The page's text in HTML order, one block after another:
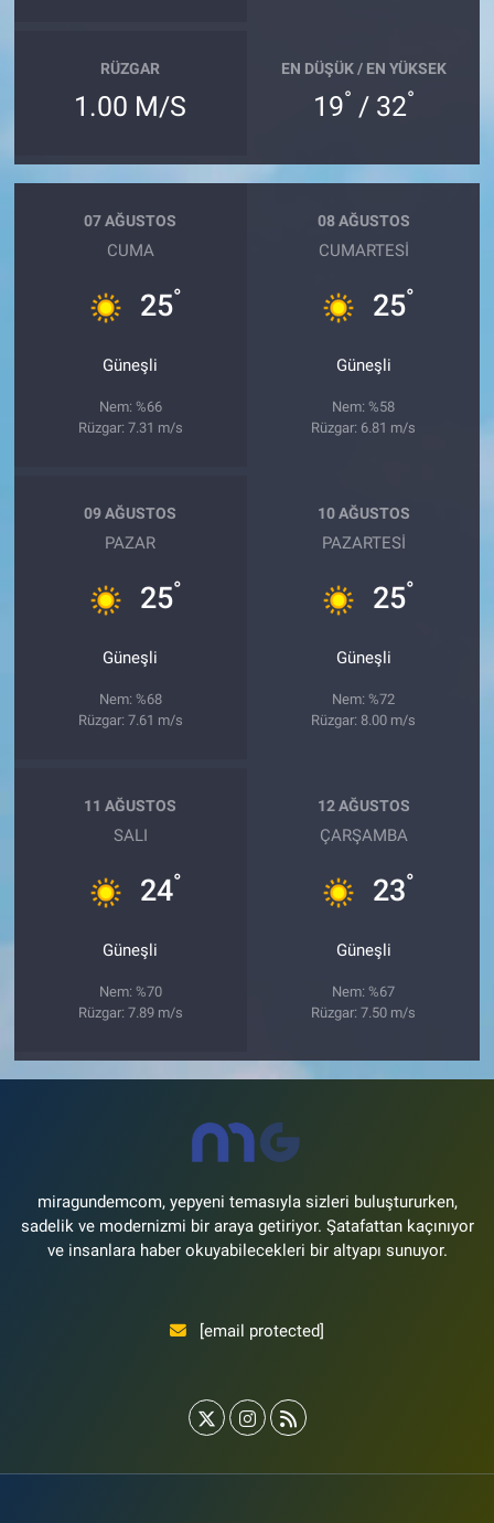
RÜZGAR
1.00 M/S
EN DÜŞÜK / EN YÜKSEK
19° / 32°
07 AĞUSTOS
CUMA
25°
Güneşli
Nem: %66
Rüzgar: 7.31 m/s
08 AĞUSTOS
CUMARTESI
25°
Güneşli
Nem: %58
Rüzgar: 6.81 m/s
09 AĞUSTOS
PAZAR
25°
Güneşli
Nem: %68
Rüzgar: 7.61 m/s
10 AĞUSTOS
PAZARTESI
25°
Güneşli
Nem: %72
Rüzgar: 8.00 m/s
11 AĞUSTOS
SALI
24°
Güneşli
Nem: %70
Rüzgar: 7.89 m/s
12 AĞUSTOS
ÇARŞAMBA
23°
Güneşli
Nem: %67
Rüzgar: 7.50 m/s
miragundemcom, yepyeni temasıyla sizleri buluştururken,
sadelik ve modernizmi bir araya getiriyor. Şatafattan kaçınıyor
ve insanlara haber okuyabilecekleri bir altyapı sunuyor.
[email protected]